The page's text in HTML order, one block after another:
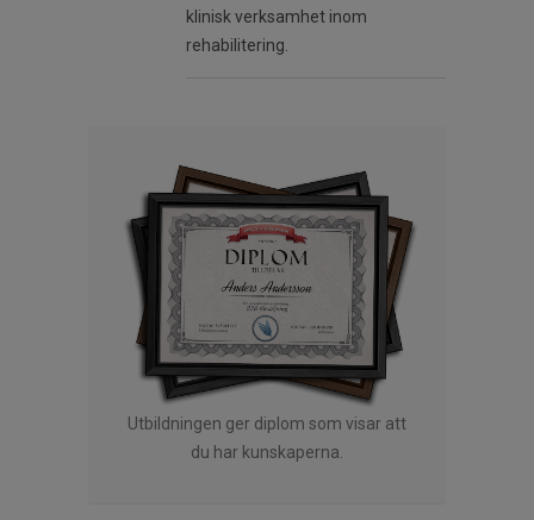
klinisk verksamhet inom
rehabilitering.
Utbildningen ger diplom som visar att
du har kunskaperna.